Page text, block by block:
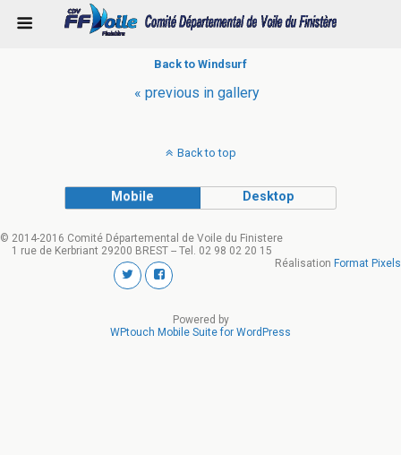
Back to Windsurf
« previous in gallery
Back to top
Mobile Desktop
© 2014-2016 Comité Départemental de Voile du Finistere
1 rue de Kerbriant 29200 BREST -- Tel. 02 98 02 20 15
Réalisation Format Pixels
Powered by
WPtouch Mobile Suite for WordPress